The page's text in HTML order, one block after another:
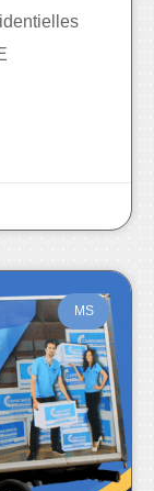
MS